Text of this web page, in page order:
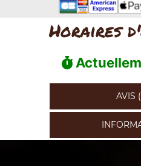
Horaires
AVIS